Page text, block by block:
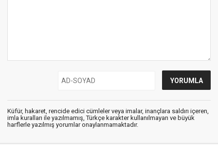
Küfür, hakaret, rencide edici cümleler veya imalar, inançlara saldırı içeren,
imla kuralları ile yazılmamış, Türkçe karakter kullanılmayan ve büyük
harflerle yazılmış yorumlar onaylanmamaktadır.